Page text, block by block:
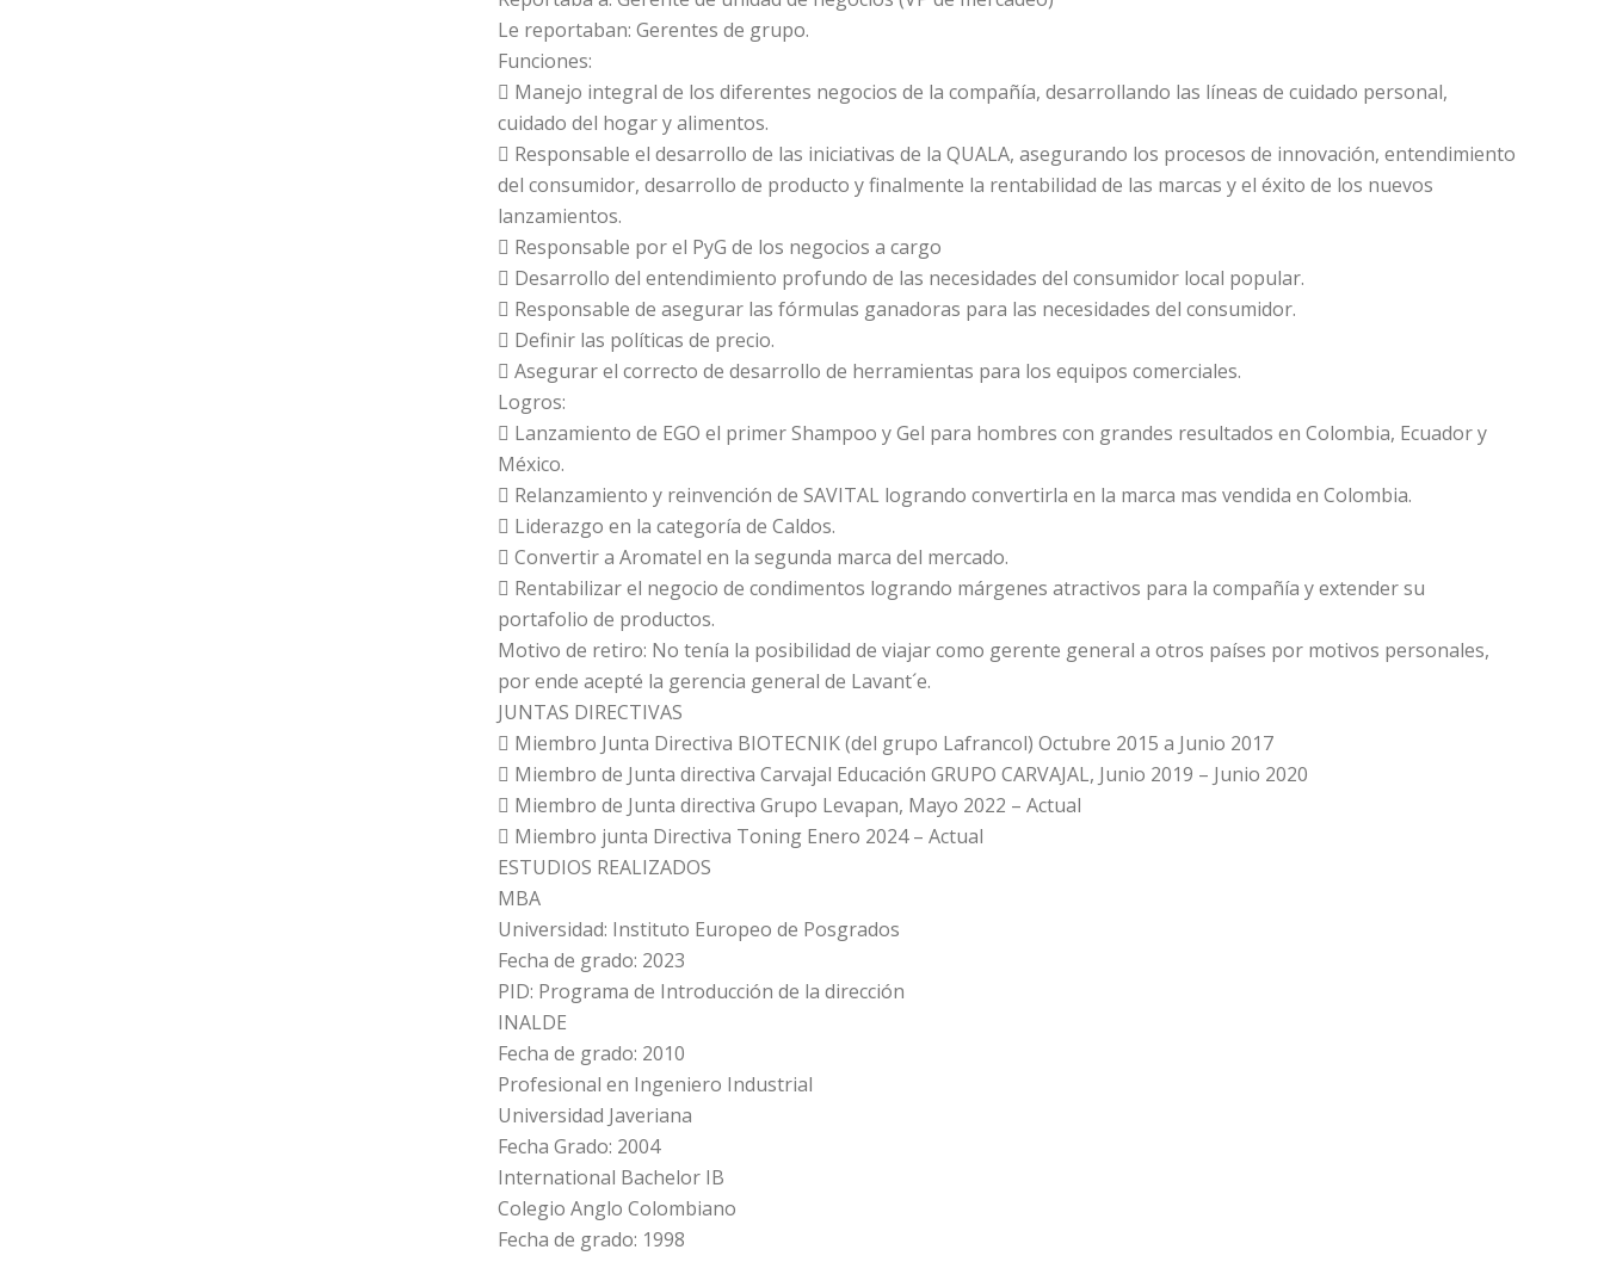
Le reportaban: Gerentes de grupo.
Funciones:
 Manejo integral de los diferentes negocios de la compañía, desarrollando las líneas de cuidado personal,
cuidado del hogar y alimentos.
 Responsable el desarrollo de las iniciativas de la QUALA, asegurando los procesos de innovación, entendimiento
del consumidor, desarrollo de producto y finalmente la rentabilidad de las marcas y el éxito de los nuevos
lanzamientos.
 Responsable por el PyG de los negocios a cargo
 Desarrollo del entendimiento profundo de las necesidades del consumidor local popular.
 Responsable de asegurar las fórmulas ganadoras para las necesidades del consumidor.
 Definir las políticas de precio.
 Asegurar el correcto de desarrollo de herramientas para los equipos comerciales.
Logros:
 Lanzamiento de EGO el primer Shampoo y Gel para hombres con grandes resultados en Colombia, Ecuador y
México.
 Relanzamiento y reinvención de SAVITAL logrando convertirla en la marca mas vendida en Colombia.
 Liderazgo en la categoría de Caldos.
 Convertir a Aromatel en la segunda marca del mercado.
 Rentabilizar el negocio de condimentos logrando márgenes atractivos para la compañía y extender su
portafolio de productos.
Motivo de retiro: No tenía la posibilidad de viajar como gerente general a otros países por motivos personales,
por ende acepté la gerencia general de Lavant´e.
JUNTAS DIRECTIVAS
 Miembro Junta Directiva BIOTECNIK (del grupo Lafrancol) Octubre 2015 a Junio 2017
 Miembro de Junta directiva Carvajal Educación GRUPO CARVAJAL, Junio 2019 – Junio 2020
 Miembro de Junta directiva Grupo Levapan, Mayo 2022 – Actual
 Miembro junta Directiva Toning Enero 2024 – Actual
ESTUDIOS REALIZADOS
MBA
Universidad: Instituto Europeo de Posgrados
Fecha de grado: 2023
PID: Programa de Introducción de la dirección
INALDE
Fecha de grado: 2010
Profesional en Ingeniero Industrial
Universidad Javeriana
Fecha Grado: 2004
International Bachelor IB
Colegio Anglo Colombiano
Fecha de grado: 1998